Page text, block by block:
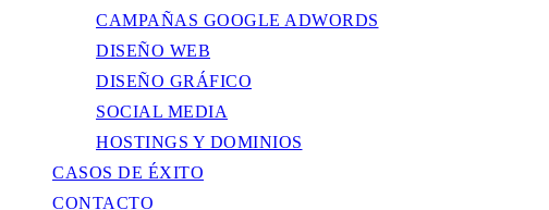
CAMPAÑAS GOOGLE ADWORDS
DISEÑO WEB
DISEÑO GRÁFICO
SOCIAL MEDIA
HOSTINGS Y DOMINIOS
CASOS DE ÉXITO
CONTACTO